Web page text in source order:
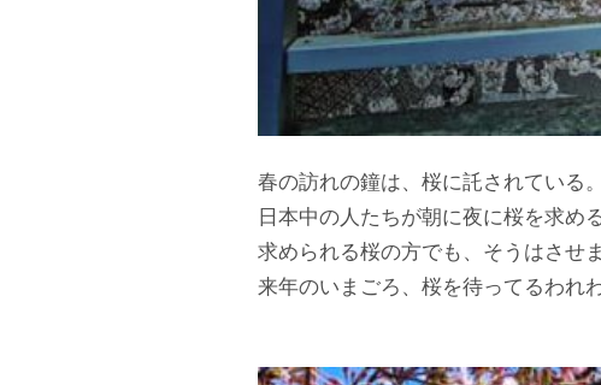
春の訪れの鐘は、桜に託されている。
日本中の人たちが朝に夜に桜を求める
求められる桜の方でも、そうはさせ
来年のいまごろ、桜を待ってるわれ